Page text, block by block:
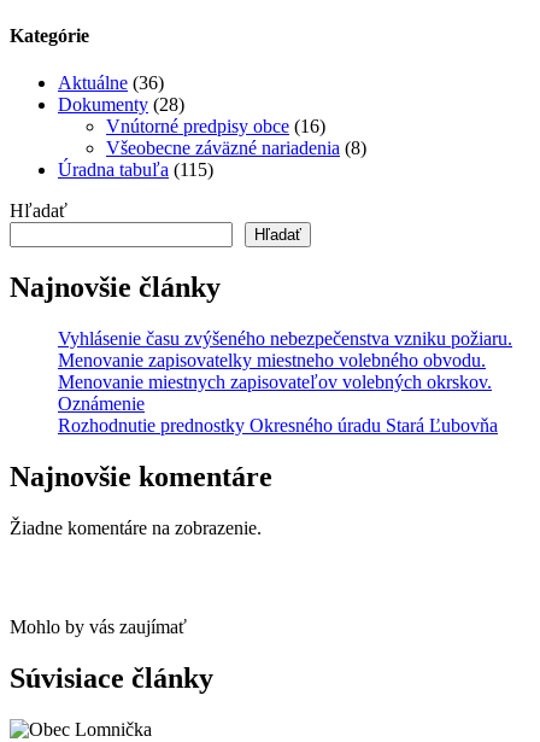
Kategórie
Aktuálne (36)
Dokumenty (28)
Vnútorné predpisy obce (16)
Všeobecne záväzné nariadenia (8)
Úradna tabuľa (115)
Hľadať
Hľadať
Najnovšie články
Vyhlásenie času zvýšeného nebezpečenstva vzniku požiaru.
Menovanie zapisovatelky miestneho volebného obvodu.
Menovanie miestnych zapisovateľov volebných okrskov.
Oznámenie
Rozhodnutie prednostky Okresného úradu Stará Ľubovňa
Najnovšie komentáre
Žiadne komentáre na zobrazenie.
Mohlo by vás zaujímať
Súvisiace články